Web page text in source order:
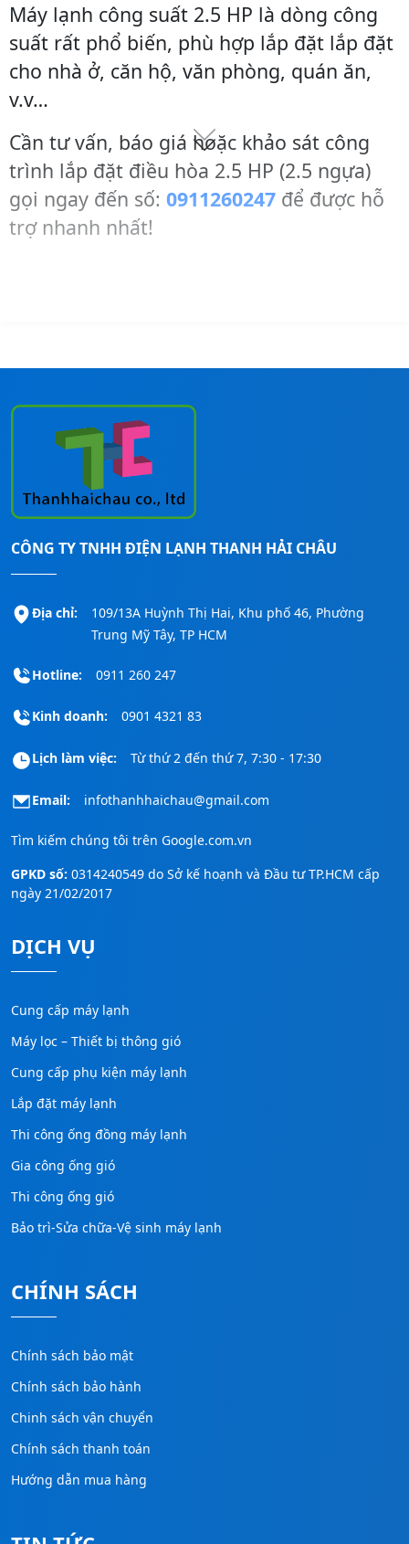
Máy lạnh công suất 2.5 HP là dòng công
suất rất phổ biến, phù hợp lắp đặt lắp đặt
cho nhà ở, căn hộ, văn phòng, quán ăn,
v.v…
Cần tư vấn, báo giá hoặc khảo sát công
trình lắp đặt điều hòa 2.5 HP (2.5 ngựa)
gọi ngay đến số: 0911260247 để được hỗ
trợ nhanh nhất!
CÔNG TY TNHH ĐIỆN LẠNH THANH HẢI CHÂU
Địa chỉ:
109/13A Huỳnh Thị Hai, Khu phố 46, Phường
Trung Mỹ Tây, TP HCM
Hotline: 0911 260 247
Kinh doanh: 0901 4321 83
Lịch làm việc: Từ thứ 2 đến thứ 7, 7:30 - 17:30
Email: infothanhhaichau@gmail.com
Tìm kiếm chúng tôi trên Google.com.vn
GPKD số: 0314240549 do Sở kế hoạnh và Đầu tư TP.HCM cấp
ngày 21/02/2017
DỊCH VỤ
Cung cấp máy lạnh
Máy lọc – Thiết bị thông gió
Cung cấp phụ kiện máy lạnh
Lắp đặt máy lạnh
Thi công ống đồng máy lạnh
Gia công ống gió
Thi công ống gió
Bảo trì-Sửa chữa-Vệ sinh máy lạnh
CHÍNH SÁCH
Chính sách bảo mật
Chính sách bảo hành
Chinh sách vận chuyển
Chính sách thanh toán
Hướng dẫn mua hàng